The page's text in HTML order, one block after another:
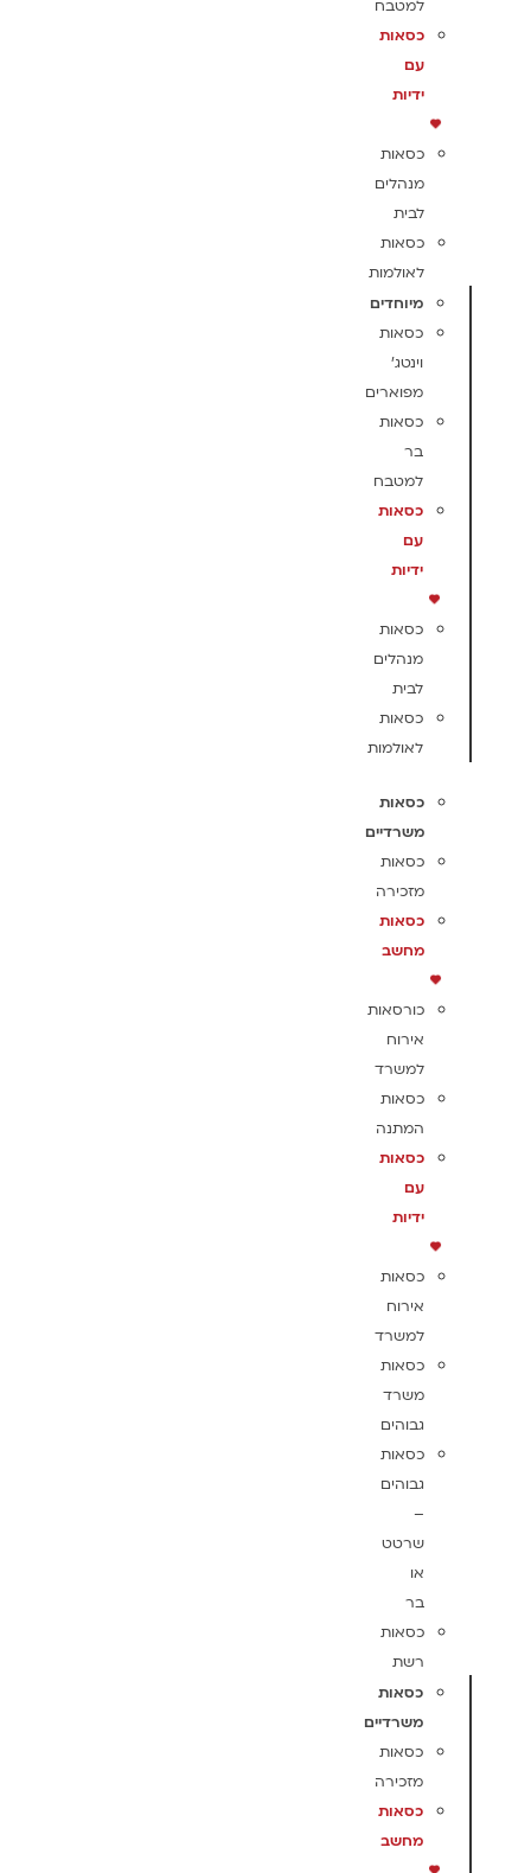
למטבח
כסאות
עם
ידיות
כסאות
מנהלים
לבית
כסאות
לאולמות
מיוחדים
כסאות
וינטג'
מפוארים
כסאות
בר
למטבח
כסאות
עם
ידיות
כסאות
מנהלים
לבית
כסאות
לאולמות
כסאות
משרדיים
כסאות
מזכירה
כסאות
מחשב
כורסאות
אירוח
למשרד
כסאות
המתנה
כסאות
עם
ידיות
כסאות
אירוח
למשרד
כסאות
משרד
גבוהים
כסאות
גבוהים
–
שרטט
או
בר
כסאות
רשת
כסאות
משרדיים
כסאות
מזכירה
כסאות
מחשב